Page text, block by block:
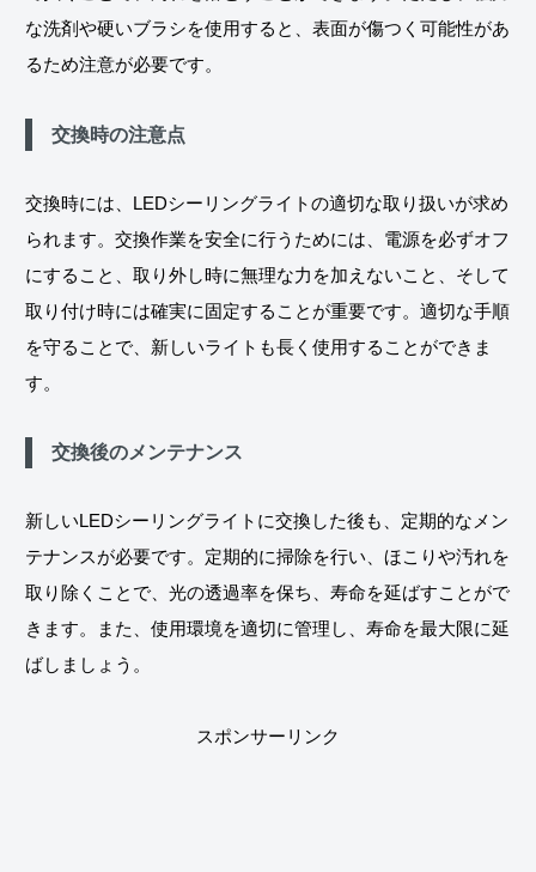
な洗剤や硬いブラシを使用すると、表面が傷つく可能性があ
るため注意が必要です。
交換時の注意点
交換時には、LEDシーリングライトの適切な取り扱いが求め
られます。交換作業を安全に行うためには、電源を必ずオフ
にすること、取り外し時に無理な力を加えないこと、そして
取り付け時には確実に固定することが重要です。適切な手順
を守ることで、新しいライトも長く使用することができま
す。
交換後のメンテナンス
新しいLEDシーリングライトに交換した後も、定期的なメン
テナンスが必要です。定期的に掃除を行い、ほこりや汚れを
取り除くことで、光の透過率を保ち、寿命を延ばすことがで
きます。また、使用環境を適切に管理し、寿命を最大限に延
ばしましょう。
スポンサーリンク